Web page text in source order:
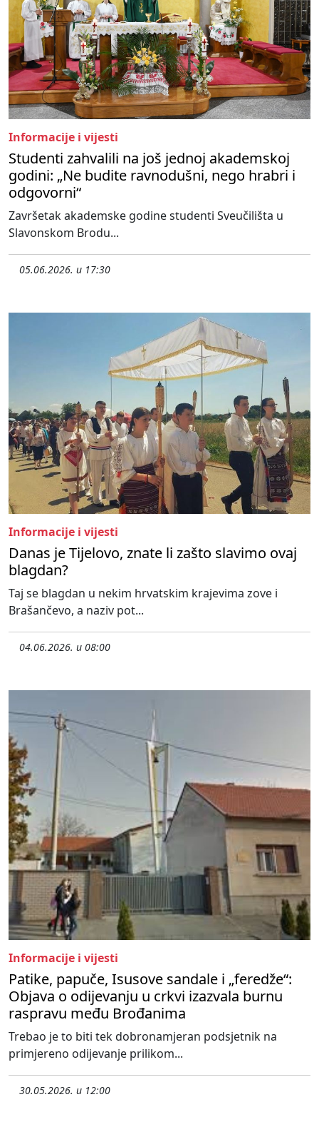
Informacije i vijesti
Studenti zahvalili na još jednoj akademskoj
godini: „Ne budite ravnodušni, nego hrabri i
odgovorni“
Završetak akademske godine studenti Sveučilišta u
Slavonskom Brodu...
05.06.2026. u 17:30
Informacije i vijesti
Danas je Tijelovo, znate li zašto slavimo ovaj
blagdan?
Taj se blagdan u nekim hrvatskim krajevima zove i
Brašančevo, a naziv pot...
04.06.2026. u 08:00
Informacije i vijesti
Patike, papuče, Isusove sandale i „feredže“:
Objava o odijevanju u crkvi izazvala burnu
raspravu među Brođanima
Trebao je to biti tek dobronamjeran podsjetnik na
primjereno odijevanje prilikom...
30.05.2026. u 12:00